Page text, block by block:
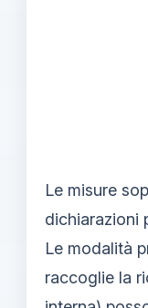
Le misure
dichiarazioni
Le modalità
raccoglie la